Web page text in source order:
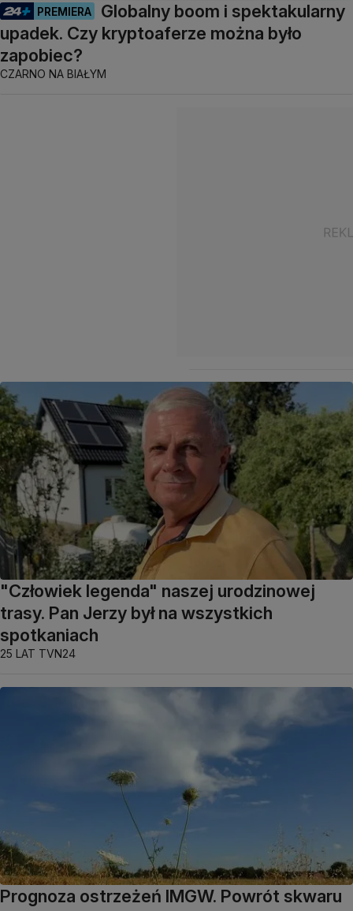
PREMIERA
Globalny boom i spektakularny
upadek. Czy kryptoaferze można było
zapobiec?
CZARNO NA BIAŁYM
"Człowiek legenda" naszej urodzinowej
trasy. Pan Jerzy był na wszystkich
spotkaniach
25 LAT TVN24
Prognoza ostrzeżeń IMGW. Powrót skwaru